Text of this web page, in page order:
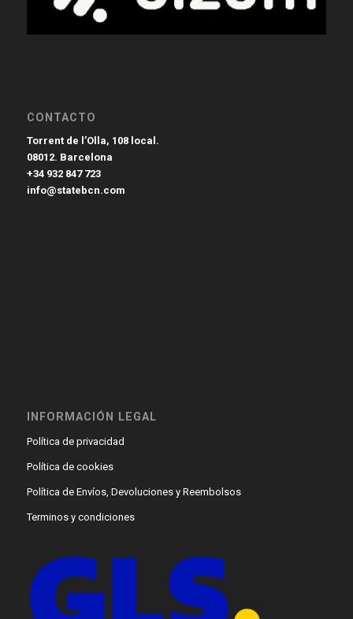
CONTACTO
Torrent de l’Olla, 108 local.
08012. Barcelona
+34 932 847 723
info@statebcn.com
INFORMACIÓN LEGAL
Política de privacidad
Política de cookies
Política de Envíos, Devoluciones y Reembolsos
Terminos y condiciones